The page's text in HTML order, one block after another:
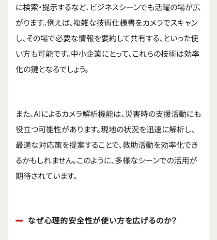
に検索・提示するなど、ビジネスシーンでも活躍の場が広
がります。例えば、複雑な技術仕様書をカメラでスキャン
し、その場で必要な情報を要約して共有する、といった使
い方も可能です。中小企業にとって、これらの技術は効率
化の鍵となるでしょう。
また、AIによるカメラ解析機能は、災害時の支援活動にも
役立つ可能性があります。現地の状況を迅速に解析し、
最適な対応策を提案することで、救助活動を効率化でき
るかもしれません。このように、多様なシーンでの活用が
期待されています。
なぜ心理的安全性が使い方を広げるのか？